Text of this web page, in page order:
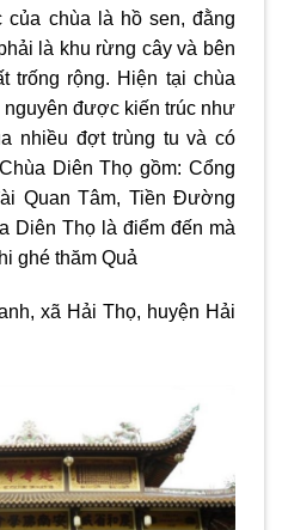
chùa là hồ sen, đằng
là khu rừng cây và bên
trống rộng. Hiện tại chùa
được kiến trúc như
nhiều đợt trùng tu và có
Diên Thọ gồm: Cổng
Quan Tâm, Tiền Đường
Diên Thọ là điểm đến mà
ghé thăm Quả
xã Hải Thọ, huyện Hải